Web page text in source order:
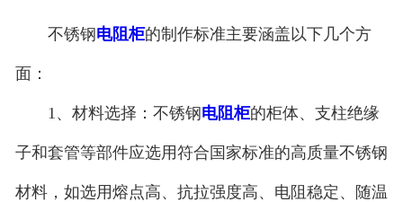
不锈钢电阻柜的制作标准主要涵盖以下几个方
面：
1、材料选择：不锈钢电阻柜的柜体、支柱绝缘
子和套管等部件应选用符合国家标准的高质量不锈钢
材料，如选用熔点高、抗拉强度高、电阻稳定、随温